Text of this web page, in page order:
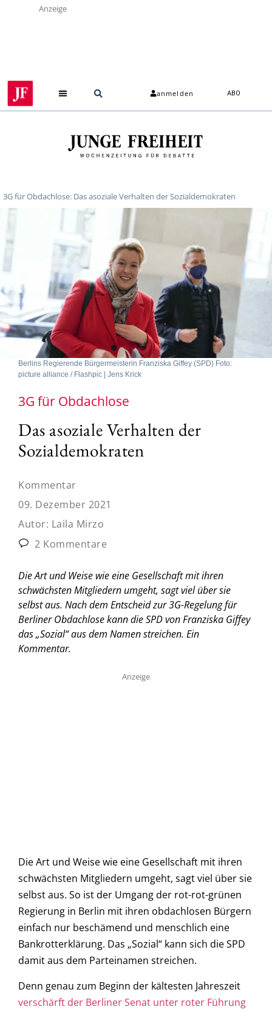
Anzeige
anmelden ABO
3G für Obdachlose: Das asoziale Verhalten der Sozialdemokraten
Berlins Regierende Bürgermeisterin Franziska Giffey (SPD) Foto:
picture alliance / Flashpic | Jens Krick
3G für Obdachlose
Das asoziale Verhalten der
Sozialdemokraten
Kommentar
09. Dezember 2021
Autor: Laila Mirzo
2 Kommentare
Die Art und Weise wie eine Gesellschaft mit ihren
schwächsten Mitgliedern umgeht, sagt viel über sie
selbst aus. Nach dem Entscheid zur 3G-Regelung für
Berliner Obdachlose kann die SPD von Franziska Giffey
das „Sozial“ aus dem Namen streichen. Ein
Kommentar.
Anzeige
Die Art und Weise wie eine Gesellschaft mit ihren
schwächsten Mitgliedern umgeht, sagt viel über sie
selbst aus. So ist der Umgang der rot-rot-grünen
Regierung in Berlin mit ihren obdachlosen Bürgern
einfach nur beschämend und menschlich eine
Bankrotterklärung. Das „Sozial“ kann sich die SPD
damit aus dem Parteinamen streichen.
Denn genau zum Beginn der kältesten Jahreszeit
verschärft der Berliner Senat unter roter Führung